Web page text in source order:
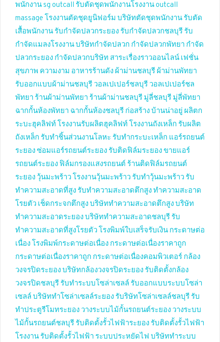
พนักงาน sg outcall รับตัดชุดพนักงานโรงงาน outcall
massage โรงงานตัดชุดยูนิฟอร์ม บริษัทตัดชุดพนักงาน รับตัด
เสื้อพนักงาน รับกำจัดปลวกระยอง รับกำจัดปลวกชลบุรี รับ
กำจัดแมลงโรงงานบริษัทกำจัดปลวก กำจัดปลวกพัทยา กำจัด
ปลวกระยอง กำจัดปลวกบริษัท สาระเรื่องราวออนไลน์ เฟชั่น
สุขภาพ ความงาม อาหารร้านดัง ผ้าม่านชลบุรี ผ้าม่านพัทยา
รับออกแบบผ้าม่านชลบุรี วอลเปเปอร์ชลบุรี วอลเปเปอร์ชล
พัทยา ร้านผ้าม่านพัทยา ร้านผ้าม่านชลบุรี มู่ลี่ชลบุรี มู่ลี่พัทยา
ฉากกั้นห้องพัทยา ฉากกั้นห้องชลบุรี ก่อสร้าง บ้านน่าอยู่ ผลิตก
ระบะฮุคลิฟท์ โรงงานรับผลิตฮุคลิฟท์ โรงงานถังเหล็ก รับผลิต
ถังเหล็ก รับทำชิ้นส่วนงานโลหะ รับทำกระบะเหล็ก แอร์รถยนต์
ระยองซ่อมแอร์รถยนต์ระยอง รับติดฟิล์มระยองขายแอร์
รถยนต์ระยอง ฟิล์มกรองแสงรถยนต์ ร้านติดฟิล์มรถยนต์
ระยอง วุ้นมะพร้าว โรงงานวุ้นมะพร้าว รับทำวุ้นมะพร้าว รับ
ทำความสะอาดที่สูง รับทำความสะอาดตึกสูงทำความสะอาด
โรยตัว เช็ดกระจกตึกสูงบริษัททำความสะอาดตึกสูงบริษัท
ทำความสะอาดระยองบริษัททำความสะอาดชลบุรี รับ
ทำความสะอาดที่สูงโรยตัว โรงพิมพ์ใบเสร็จรับเงิน กระดาษต่อ
เนื่อง โรงพิมพ์กระดาษต่อเนื่อง กระดาษต่อเนื่องราคาถูก
กระดาษต่อเนื่องราคาถูก กระดาษต่อเนื่องคอมพิวเตอร์ กล้อง
วงจรปิดระยองบริษัทกล้องวงจรปิดระยอง รับติดตั้งกล้อง
วงจรปิดชลบุรี รับทำระบบโซล่าเซลล์ รับออกแบบระบบโซล่า
เซลล์ บริษัททำโซล่าเซลล์ระยอง รับริษัทโซล่าเซลล์ชลบุรี รับ
ทำประตูรีโมทระยอง วางระบบไม้กั้นรถยนต์ระยอง วางระบบ
ไม้กั้นรถยนต์ชลบุรี รับติดตั้งรั้วไฟฟ้าระยอง รับติดตั้งรั้วไฟฟ้า
โรงงาน รับติดตั้งรั้วไฟฟ้า ระบบประหยัดไฟ บริษัททำระบบ